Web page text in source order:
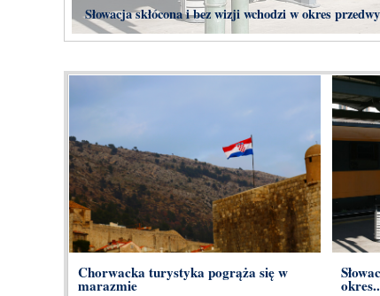
Słowacja skłócona i bez wizji wchodzi w okres
Chorwacka turystyka pogrąża się w
marazmie